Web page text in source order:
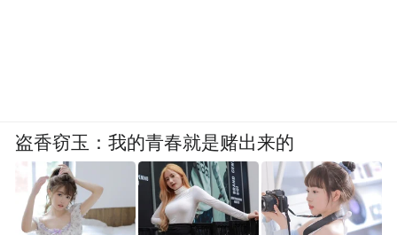
盗香窃玉：我的青春就是赌出来的